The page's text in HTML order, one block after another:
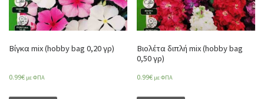
Βίγκα mix (hobby bag 0,20 γρ)
0.99€ με ΦΠΑ
Βιολέτα διπλή mix (hobby bag
0,50 γρ)
0.99€ με ΦΠΑ